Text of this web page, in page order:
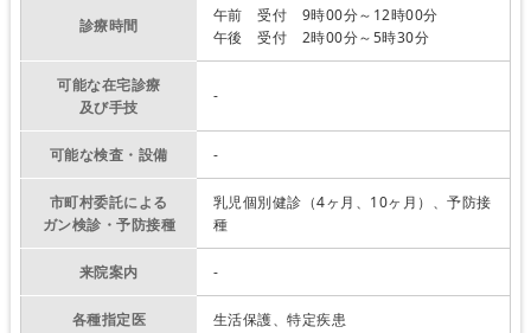
診療時間
午前 受付 9時00分～12時00分
午後 受付 2時00分～5時30分
可能な在宅診療
及び手技
-
可能な検査・設備 -
市町村委託による
ガン検診・予防接種
乳児個別健診（4ヶ月、10ヶ月）、予防接
種
来院案内 -
各種指定医 生活保護、特定疾患